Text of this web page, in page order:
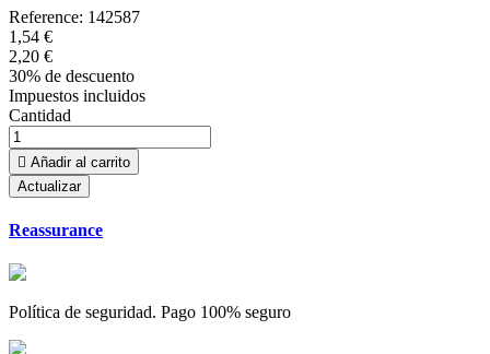
Reference: 142587
1,54 €
2,20 €
30% de descuento
Impuestos incluidos
Cantidad
 Añadir al carrito
Reassurance
Política de seguridad. Pago 100% seguro